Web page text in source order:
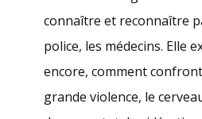
connaître et reconnaître
police, les médecins. Elle
encore, comment
grande violence, le